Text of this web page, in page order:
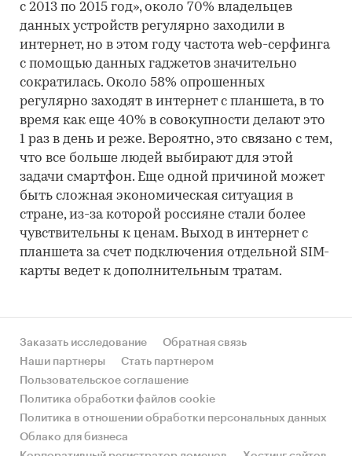
с 2013 по 2015 год», около 70% владельцев
данных устройств регулярно заходили в
интернет, но в этом году частота web-серфинга
с помощью данных гаджетов значительно
сократилась. Около 58% опрошенных
регулярно заходят в интернет с планшета, в то
время как еще 40% в совокупности делают это
1 раз в день и реже. Вероятно, это связано с тем,
что все больше людей выбирают для этой
задачи смартфон. Еще одной причиной может
быть сложная экономическая ситуация в
стране, из-за которой россияне стали более
чувствительны к ценам. Выход в интернет с
планшета за счет подключения отдельной SIM-
карты ведет к дополнительным тратам.
Заказать исследование
Обратная связь
Наши партнеры
Стать партнером
Пользовательское соглашение
Политика обработки файлов cookie
Политика в отношении обработки персональных данных
Облако для бизнеса